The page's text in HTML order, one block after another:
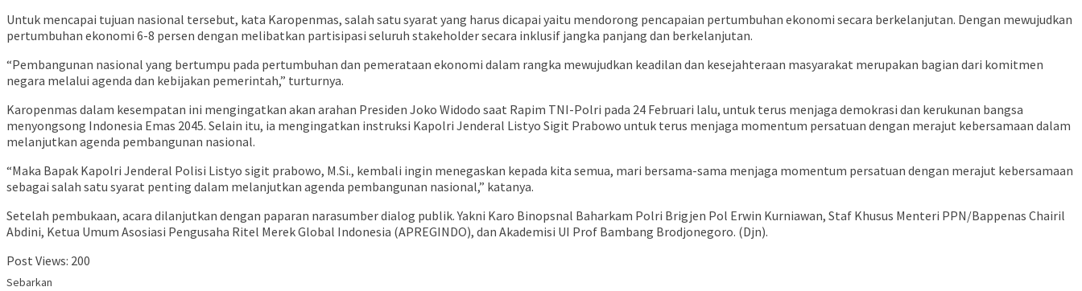
Untuk mencapai tujuan nasional tersebut, kata Karopenmas, salah satu syarat yang harus dicapai yaitu mendorong pencapaian pertumbuhan ekonomi secara berkelanjutan. Dengan mewujudkan
pertumbuhan ekonomi 6-8 persen dengan melibatkan partisipasi seluruh stakeholder secara inklusif jangka panjang dan berkelanjutan.
“Pembangunan nasional yang bertumpu pada pertumbuhan dan pemerataan ekonomi dalam rangka mewujudkan keadilan dan kesejahteraan masyarakat merupakan bagian dari komitmen
negara melalui agenda dan kebijakan pemerintah,” turturnya.
Karopenmas dalam kesempatan ini mengingatkan akan arahan Presiden Joko Widodo saat Rapim TNI-Polri pada 24 Februari lalu, untuk terus menjaga demokrasi dan kerukunan bangsa
menyongsong Indonesia Emas 2045. Selain itu, ia mengingatkan instruksi Kapolri Jenderal Listyo Sigit Prabowo untuk terus menjaga momentum persatuan dengan merajut kebersamaan dalam
melanjutkan agenda pembangunan nasional.
“Maka Bapak Kapolri Jenderal Polisi Listyo sigit prabowo, M.Si., kembali ingin menegaskan kepada kita semua, mari bersama-sama menjaga momentum persatuan dengan merajut kebersamaan
sebagai salah satu syarat penting dalam melanjutkan agenda pembangunan nasional,” katanya.
Setelah pembukaan, acara dilanjutkan dengan paparan narasumber dialog publik. Yakni Karo Binopsnal Baharkam Polri Brigjen Pol Erwin Kurniawan, Staf Khusus Menteri PPN/Bappenas Chairil
Abdini, Ketua Umum Asosiasi Pengusaha Ritel Merek Global Indonesia (APREGINDO), dan Akademisi UI Prof Bambang Brodjonegoro. (Djn).
Post Views: 200
Sebarkan